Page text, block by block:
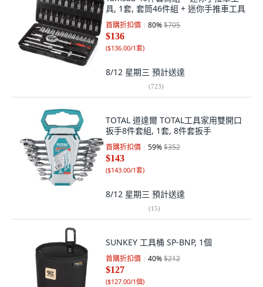
具, 1套, 套筒46件組 + 迷你手推車工具
首購折扣價 80%$705
$136
($136.00/1套)
8/12 星期三 預計送達
(723)
TOTAL 道達爾 TOTAL工具家用雙開口
扳手8件套組, 1套, 8件套扳手
首購折扣價 59%$352
$143
($143.00/1套)
8/12 星期三 預計送達
(15)
SUNKEY 工具桶 SP-BNP, 1個
首購折扣價 40%$212
$127
($127.00/1個)